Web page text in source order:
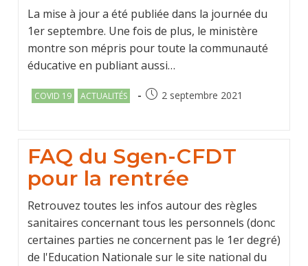
La mise à jour a été publiée dans la journée du
1er septembre. Une fois de plus, le ministère
montre son mépris pour toute la communauté
éducative en publiant aussi…
Post
COVID 19 ACTUALITÉS
Post2 septembre 2021
FAQ du Sgen-CFDT
pour la rentrée
Retrouvez toutes les infos autour des règles
sanitaires concernant tous les personnels (donc
certaines parties ne concernent pas le 1er degré)
de l'Education Nationale sur le site national du